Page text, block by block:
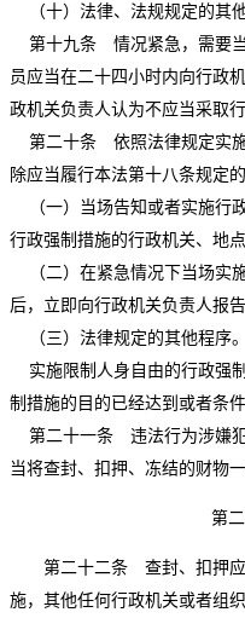
（十）法律、法规规定的其他
第十九条 情况紧急，需要当
员应当在二十四小时内向行政
政机关负责人认为不应当采取
第二十条 依照法律规定实施
除应当履行本法第十八条规定
（一）当场告知或者实施行
行政强制措施的行政机关、地点
（二）在紧急情况下当场实
后，立即向行政机关负责人报
（三）法律规定的其他程序。
实施限制人身自由的行政强
制措施的目的已经达到或者条
第二十一条 违法行为涉嫌犯
当将查封、扣押、冻结的财物
第二
第二十二条 查封、扣押应
施，其他任何行政机关或者组织